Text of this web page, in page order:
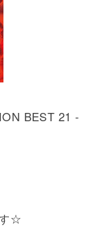
BEST 21 -
☆